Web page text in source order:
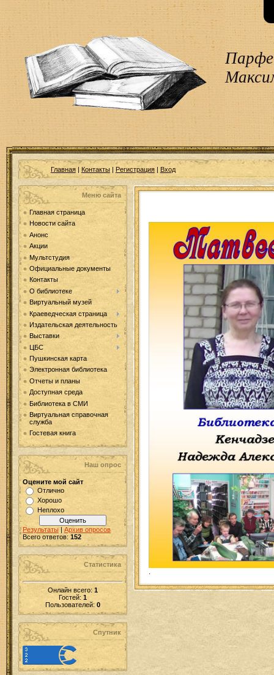
Главная| Контакты| Регистрация| Вход
Меню сайта
Главная страница
Новости сайта
Анонс
Акции
Мультстудия
Официальные документы
Контакты
О библиотеке
Виртуальный музей
Краеведческая страница
Издательская деятельность
Выставки
ЦБС
Пушкинская карта
Электронная библиотека
Отчеты и планы
Доступная среда
Библиотека в СМИ
Виртуальная справочная
служба
Гостевая книга
Наш опрос
Оцените мой сайт
Отлично
Хорошо
Неплохо
Результаты | Архив опросов
Всего ответов: 152
Статистика
Онлайн всего: 1
Гостей: 1
Пользователей: 0
Спутник